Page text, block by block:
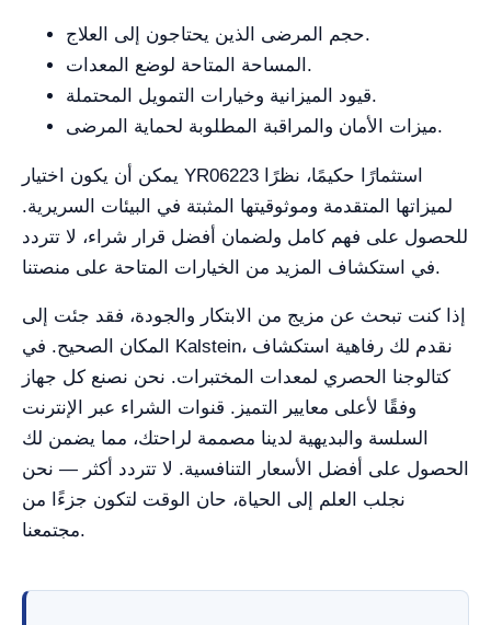
حجم المرضى الذين يحتاجون إلى العلاج.
المساحة المتاحة لوضع المعدات.
قيود الميزانية وخيارات التمويل المحتملة.
ميزات الأمان والمراقبة المطلوبة لحماية المرضى.
يمكن أن يكون اختيار YR06223 استثمارًا حكيمًا، نظرًا
لميزاتها المتقدمة وموثوقيتها المثبتة في البيئات السريرية.
للحصول على فهم كامل ولضمان أفضل قرار شراء، لا تتردد
في استكشاف المزيد من الخيارات المتاحة على منصتنا.
إذا كنت تبحث عن مزيج من الابتكار والجودة، فقد جئت إلى
المكان الصحيح. في Kalstein، نقدم لك رفاهية استكشاف
كتالوجنا الحصري لمعدات المختبرات. نحن نصنع كل جهاز
وفقًا لأعلى معايير التميز. قنوات الشراء عبر الإنترنت
السلسة والبديهية لدينا مصممة لراحتك، مما يضمن لك
الحصول على أفضل الأسعار التنافسية. لا تتردد أكثر — نحن
نجلب العلم إلى الحياة، حان الوقت لتكون جزءًا من
مجتمعنا.